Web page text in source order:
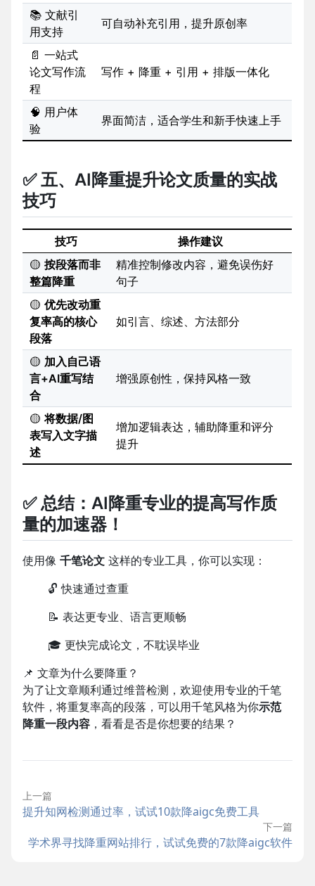
📚 文献引
用支持
可自动补充引用，提升原创率
📄 一站式
论文写作流
程
写作 + 降重 + 引用 + 排版一体化
🧠 用户体
验
界面简洁，适合学生和新手快速上手
✅ 五、AI降重提升论文质量的实战
技巧
技巧
操作建议
🟡按段落而非
整篇降重
精准控制修改内容，避免误伤好
句子
🟡优先改动重
复率高的核心
段落
如引言、综述、方法部分
🟡 加入自己语
言+AI重写结
合
增强原创性，保持风格一致
🟡将数据/图
表写入文字描
述
增加逻辑表达，辅助降重和评分
提升
✅ 总结：AI降重专业的提高写作质
量的加速器！
使用像 千笔论文 这样的专业工具，你可以实现：
🔓 快速通过查重
📝 表达更专业、语言更顺畅
🎓 更快完成论文，不耽误毕业
📌 文章为什么要降重？
为了让文章顺利通过维普检测，欢迎使用专业的千笔
软件，将重复率高的段落，可以用千笔风格为你示范
降重一段内容 ，看看是否是你想要的结果？
上一篇
提升知网检测通过率，试试10款降aigc免费工具
下一篇
学术界寻找降重网站排行，试试免费的7款降aigc软件